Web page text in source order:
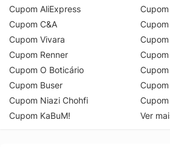
Cupom AliExpress
Cupom C&A
Cupom Vivara
Cupom Renner
Cupom O Boticário
Cupom Buser
Cupom Niazi Chohfi
Cupom KaBuM!
Ver